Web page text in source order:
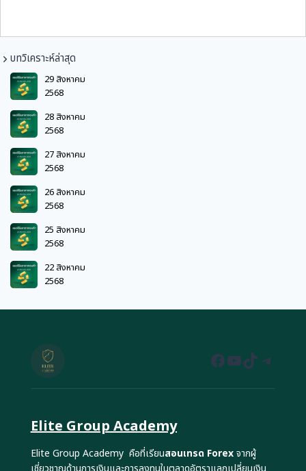
บทวิเคราะห์ล่าสุด
29 สิงหาคม
2568
28 สิงหาคม
2568
27 สิงหาคม
2568
26 สิงหาคม
2568
25 สิงหาคม
2568
22 สิงหาคม
2568
Facebook
YouTube
TikTok
Elite Group Academy
Elite Group Academy คือที่เรียนสอนเทรด Forexจากผู้